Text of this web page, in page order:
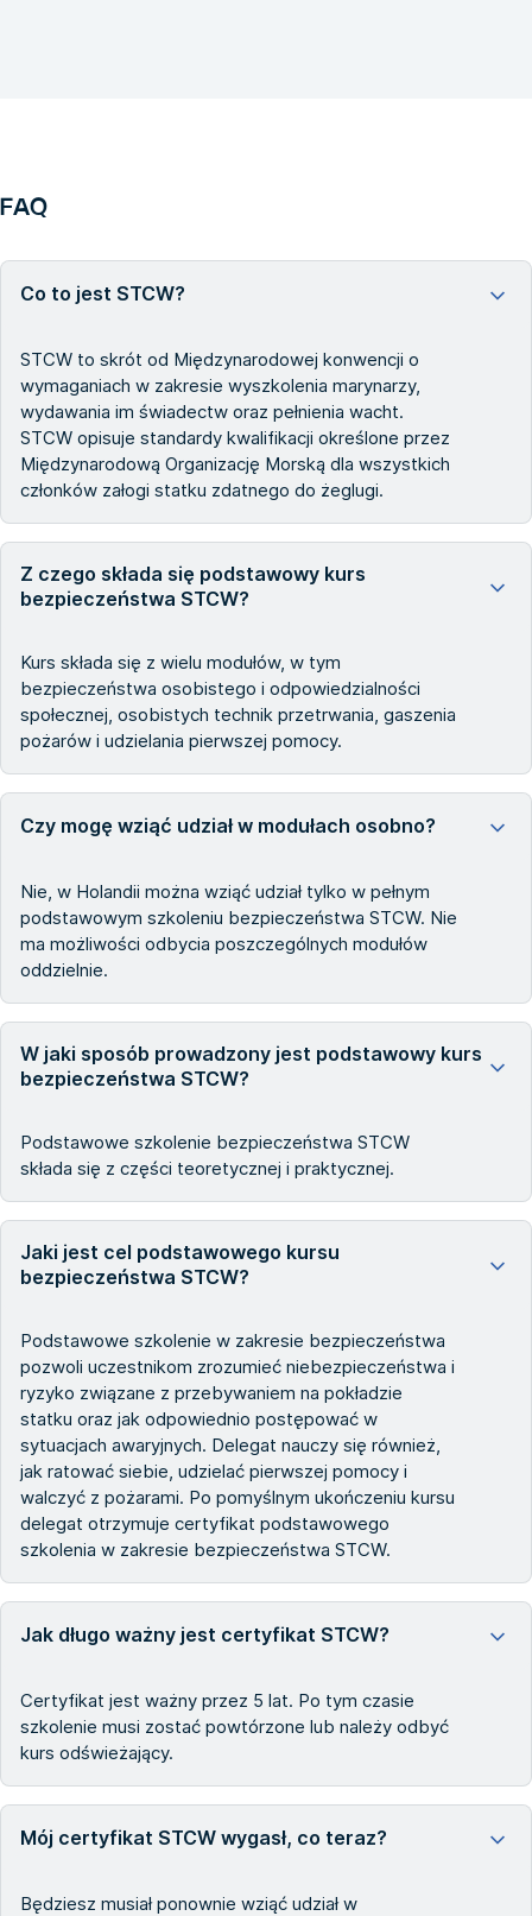
FAQ
Co to jest STCW?
STCW to skrót od Międzynarodowej konwencji o
wymaganiach w zakresie wyszkolenia marynarzy,
wydawania im świadectw oraz pełnienia wacht.
STCW opisuje standardy kwalifikacji określone przez
Międzynarodową Organizację Morską dla wszystkich
członków załogi statku zdatnego do żeglugi.
Z czego składa się podstawowy kurs
bezpieczeństwa STCW?
Kurs składa się z wielu modułów, w tym
bezpieczeństwa osobistego i odpowiedzialności
społecznej, osobistych technik przetrwania, gaszenia
pożarów i udzielania pierwszej pomocy.
Czy mogę wziąć udział w modułach osobno?
Nie, w Holandii można wziąć udział tylko w pełnym
podstawowym szkoleniu bezpieczeństwa STCW. Nie
ma możliwości odbycia poszczególnych modułów
oddzielnie.
W jaki sposób prowadzony jest podstawowy kurs
bezpieczeństwa STCW?
Podstawowe szkolenie bezpieczeństwa STCW
składa się z części teoretycznej i praktycznej.
Jaki jest cel podstawowego kursu
bezpieczeństwa STCW?
Podstawowe szkolenie w zakresie bezpieczeństwa
pozwoli uczestnikom zrozumieć niebezpieczeństwa i
ryzyko związane z przebywaniem na pokładzie
statku oraz jak odpowiednio postępować w
sytuacjach awaryjnych. Delegat nauczy się również,
jak ratować siebie, udzielać pierwszej pomocy i
walczyć z pożarami. Po pomyślnym ukończeniu kursu
delegat otrzymuje certyfikat podstawowego
szkolenia w zakresie bezpieczeństwa STCW.
Jak długo ważny jest certyfikat STCW?
Certyfikat jest ważny przez 5 lat. Po tym czasie
szkolenie musi zostać powtórzone lub należy odbyć
kurs odświeżający.
Mój certyfikat STCW wygasł, co teraz?
Będziesz musiał ponownie wziąć udział w